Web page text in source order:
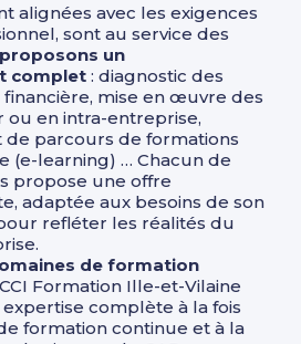
alignées avec les exigences
sont au service des
un
complet : diagnostic des
financière, mise en œuvre des
ou en intra-entreprise,
parcours de formations
(e-learning) … Chacun de
propose une offre
adaptée aux besoins de son
refléter les réalités du
de formation
Formation Ille-et-Vilaine
complète à la fois
formation continue et à la